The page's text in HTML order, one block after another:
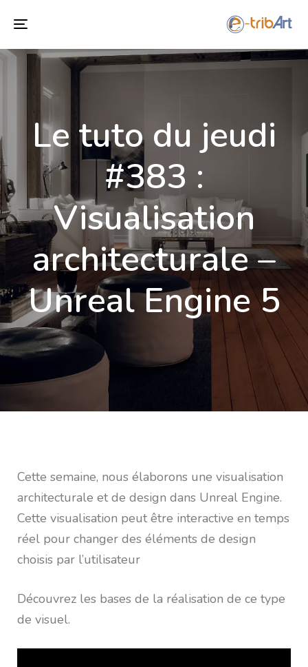
Toggle
navigation
Le tuto du jeudi
#383 :
Visualisation
architecturale –
Unreal Engine 5
Cette semaine, nous élaborons une visualisation
architecturale et de design dans Unreal Engine.
Cette visualisation peut être interactive en temps
réel pour changer des éléments de design
choisis par l’utilisateur
Découvrez les bases de la réalisation de ce type
de visuel.